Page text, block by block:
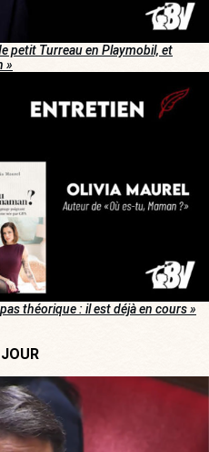
petit Turreau en Playmobil, et
»
théorique : il est déjà en cours »